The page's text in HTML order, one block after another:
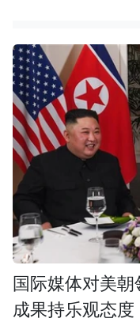
国际媒体对美
成果持乐观态度